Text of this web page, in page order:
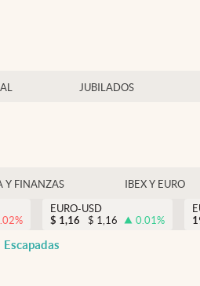
JUBILADOS
Y FINANZAS IBEX Y EURO
%
EURO-USD
$ 1,16 $ 1,16 0.01%
Escapadas